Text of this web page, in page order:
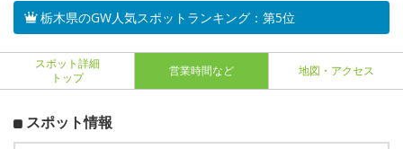
栃木県のGW人気スポットランキング：第5位
スポット詳細
トップ
営業時間など 地図・アクセス
スポット情報